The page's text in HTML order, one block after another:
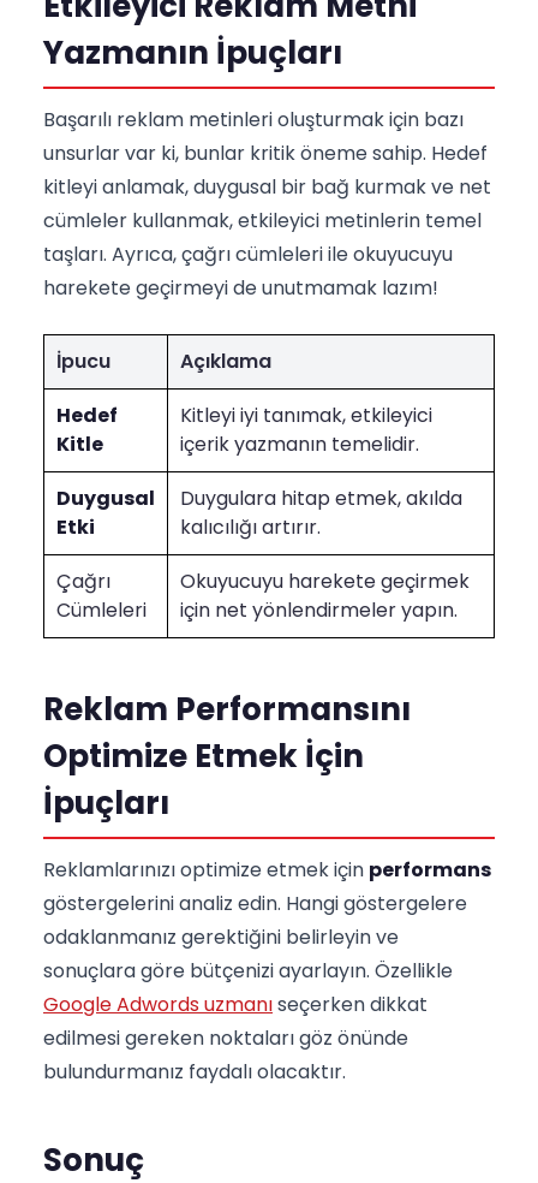
Yazmanın İpuçları
Başarılı reklam metinleri oluşturmak için bazı
unsurlar var ki, bunlar kritik öneme sahip. Hedef
kitleyi anlamak, duygusal bir bağ kurmak ve net
cümleler kullanmak, etkileyici metinlerin temel
taşları. Ayrıca, çağrı cümleleri ile okuyucuyu
harekete geçirmeyi de unutmamak lazım!
İpucu
Açıklama
Hedef
Kitle
Kitleyi iyi tanımak, etkileyici
içerik yazmanın temelidir.
Duygusal
Etki
Duygulara hitap etmek, akılda
kalıcılığı artırır.
Çağrı
Cümleleri
Okuyucuyu harekete geçirmek
için net yönlendirmeler yapın.
Reklam Performansını
Optimize Etmek İçin
İpuçları
Reklamlarınızı optimize etmek için performans
göstergelerini analiz edin. Hangi göstergelere
odaklanmanız gerektiğini belirleyin ve
sonuçlara göre bütçenizi ayarlayın. Özellikle
Google Adwords uzmanıseçerken dikkat
edilmesi gereken noktaları göz önünde
bulundurmanız faydalı olacaktır.
Sonuç